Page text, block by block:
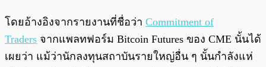
โดยอ้างอิงจากรายงานที่ชื่อว่า Commitment of
Traders จากแพลทฟอร์ม Bitcoin Futures ของ CME นั้นได้
เผยว่า แม้ว่านักลงทุนสถาบันรายใหญ่อื่น ๆ นั้นกำลังแห่